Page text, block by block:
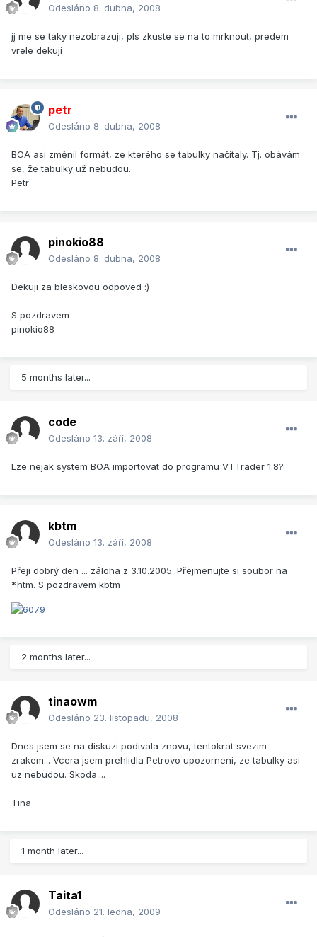
Odesláno 8. dubna, 2008
jj me se taky nezobrazuji, pls zkuste se na to mrknout, predem
vrele dekuji
petr
Odesláno 8. dubna, 2008
BOA asi změnil formát, ze kterého se tabulky načítaly. Tj. obávám
se, že tabulky už nebudou.
Petr
pinokio88
Odesláno 8. dubna, 2008
Dekuji za bleskovou odpoved :)
S pozdravem
pinokio88
5 months later...
code
Odesláno 13. září, 2008
Lze nejak system BOA importovat do programu VTTrader 1.8?
kbtm
Odesláno 13. září, 2008
Přeji dobrý den ... záloha z 3.10.2005. Přejmenujte si soubor na
*.htm. S pozdravem kbtm
2 months later...
tinaowm
Odesláno 23. listopadu, 2008
Dnes jsem se na diskuzi podivala znovu, tentokrat svezim
zrakem... Vcera jsem prehlidla Petrovo upozorneni, ze tabulky asi
uz nebudou. Skoda....
Tina
1 month later...
Taita1
Odesláno 21. ledna, 2009